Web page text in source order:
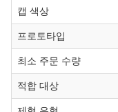
캡 색상
프로토타입
최소 주문 수량
적합 대상